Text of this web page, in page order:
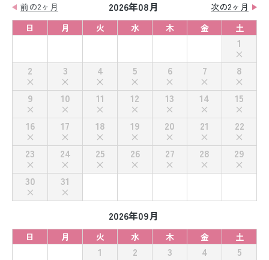
前の2ヶ月 2026年08月
次の2ヶ月
日
月 火 水 木 金 土
1
2
3 4 5 6 7
8
9
10 11 12 13 14
15
16
17 18 19 20 21
22
23
24 25 26 27 28
29
30
31
2026年09月
日 月 火 水 木 金 土
1 2 3 4
5